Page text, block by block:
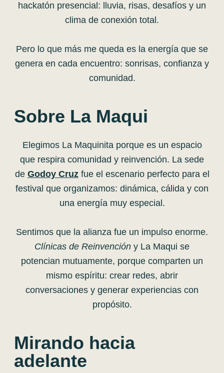
hackatón presencial: lluvia, risas, desafíos y un
clima de conexión total.
Pero lo que más me queda es la energía que se
genera en cada encuentro: sonrisas, confianza y
comunidad.
Sobre La Maqui
Elegimos La Maquinita porque es un espacio
que respira comunidad y reinvención. La sede
de Godoy Cruzfue el escenario perfecto para el
festival que organizamos: dinámica, cálida y con
una energía muy especial.
Sentimos que la alianza fue un impulso enorme.
Clínicas de Reinvención y La Maqui se
potencian mutuamente, porque comparten un
mismo espíritu: crear redes, abrir
conversaciones y generar experiencias con
propósito.
Mirando hacia
adelante